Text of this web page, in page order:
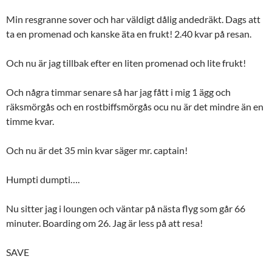
Min resgranne sover och har väldigt dålig andedräkt. Dags att
ta en promenad och kanske äta en frukt! 2.40 kvar på resan.
Och nu är jag tillbak efter en liten promenad och lite frukt!
Och några timmar senare så har jag fått i mig 1 ägg och
räksmörgås och en rostbiffsmörgås ocu nu är det mindre än en
timme kvar.
Och nu är det 35 min kvar säger mr. captain!
Humpti dumpti….
Nu sitter jag i loungen och väntar på nästa flyg som går 66
minuter. Boarding om 26. Jag är less på att resa!
SAVE